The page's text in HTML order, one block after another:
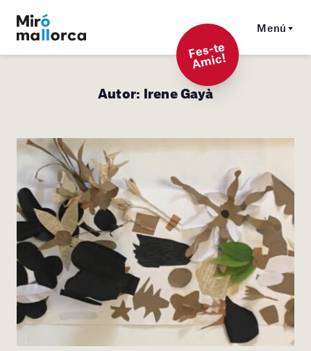
Menú
F
es-t
e
A
mi
c!
Autor: Irene Gayà